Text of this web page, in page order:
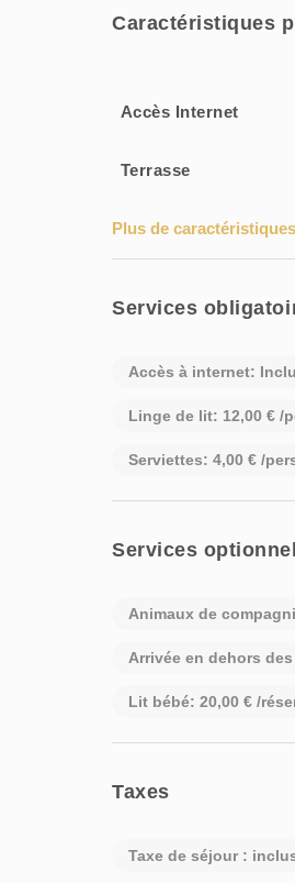
Caractéristiques
Accès Internet
Terrasse
Plus de caractéristiques
Services
Accès à internet:
Linge de lit: 12,00 € /
Serviettes: 4,00 € /
Services
Animaux de
Arrivée en dehors
Lit bébé: 20,00 € /
Taxes
Taxe de séjour :